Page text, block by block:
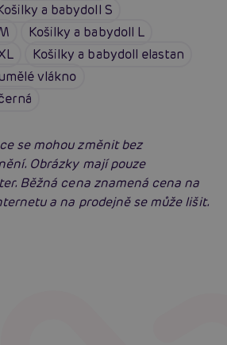
a babydoll S
Košilky a babydoll L
Košilky a babydoll elastan
vlákno
se mohou změnit bez
Obrázky mají pouze
Běžná cena znamená cena na
a na prodejně se může lišit.
Příručka Sexiomů